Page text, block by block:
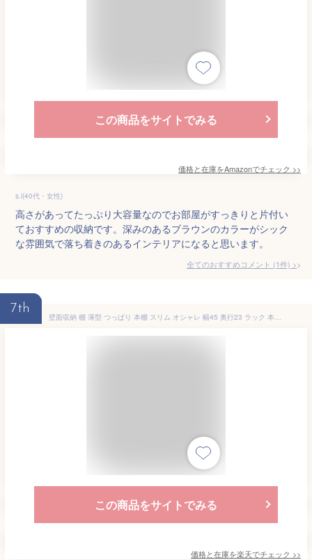
この商品をサイトでみる
価格と在庫をAmazonでチェック >>
s.i(40代・女性)
高さがあってたっぷり大容量なのでお部屋がすっきりと片付い
ておすすめの収納です。深みのあるブラウンのカラーがシック
な雰囲気で落ち着きのあるインテリアになると思います。
全てのおすすめコメント (1件) >
7th
壁面収納 棚 薄型 つっぱり 本棚 スリム オシャレ 幅45 奥行23 ラック 本体 オープンラック 木製 大容量 耐震 棚 おしゃれ 北欧 突っ張り 収納 リビング 収納棚 省スペース マンガ収納 漫画 モダン 地震対策 天井 ナチュラル/ブラウン/ホワイト pr2-450
この商品をサイトでみる
価格と在庫を楽天でチェック >>